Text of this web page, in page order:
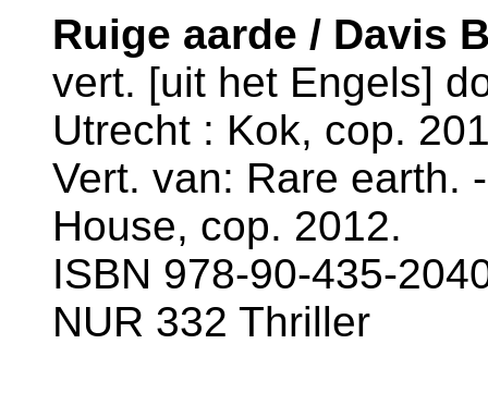
Ruige aarde / Davis
vert. [uit het Engels]
Utrecht : Kok, cop.
Vert. van: Rare earth.
House, cop. 2012.
ISBN 978-90-435-
NUR 332 Thriller